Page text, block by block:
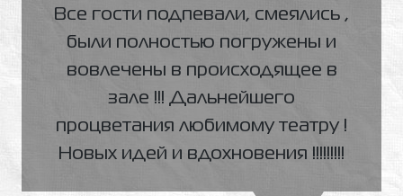
Все гости подпевали, смеялись ,
были полностью погружены и
вовлечены в происходящее в
зале !!! Дальнейшего
процветания любимому театру !
Новых идей и вдохновения !!!!!!!!!